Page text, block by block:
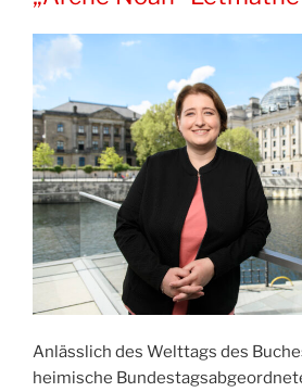
Anlässlich des Welttags des
heimische